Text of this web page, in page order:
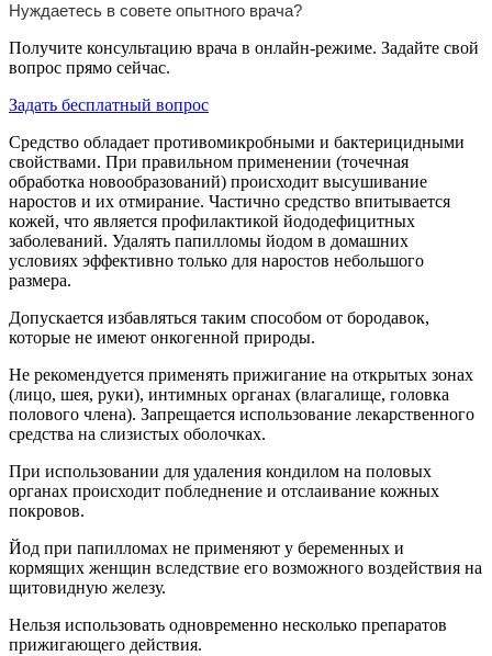
Нуждаетесь в совете опытного врача?
Получите консультацию врача в онлайн-режиме. Задайте свой
вопрос прямо сейчас.
Задать бесплатный вопрос
Средство обладает противомикробными и бактерицидными
свойствами. При правильном применении (точечная
обработка новообразований) происходит высушивание
наростов и их отмирание. Частично средство впитывается
кожей, что является профилактикой йододефицитных
заболеваний. Удалять папилломы йодом в домашних
условиях эффективно только для наростов небольшого
размера.
Допускается избавляться таким способом от бородавок,
которые не имеют онкогенной природы.
Не рекомендуется применять прижигание на открытых зонах
(лицо, шея, руки), интимных органах (влагалище, головка
полового члена). Запрещается использование лекарственного
средства на слизистых оболочках.
При использовании для удаления кондилом на половых
органах происходит побледнение и отслаивание кожных
покровов.
Йод при папилломах не применяют у беременных и
кормящих женщин вследствие его возможного воздействия на
щитовидную железу.
Нельзя использовать одновременно несколько препаратов
прижигающего действия.